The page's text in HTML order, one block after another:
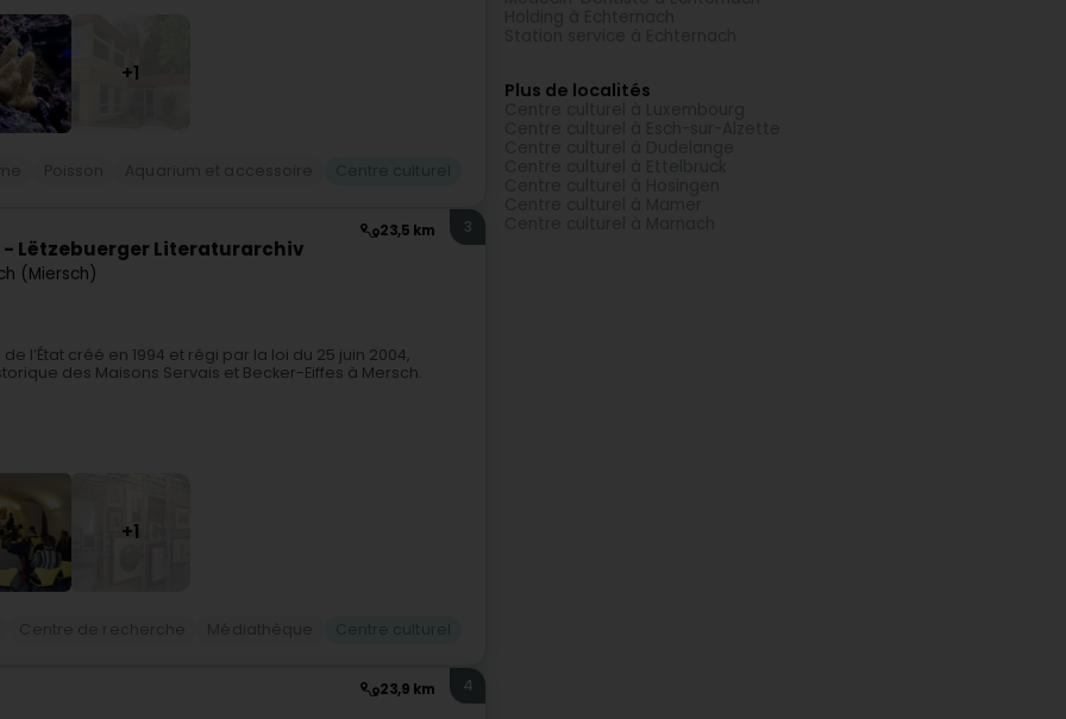
+1
23,5 km
Lëtzebuerger Literaturarchiv
(Miersch)
3
l’État créé en 1994 et régi par la loi du 25 juin 2004,
des Maisons Servais et Becker-Eiffes à Mersch.
+1
23,9 km 4
Plus de localités